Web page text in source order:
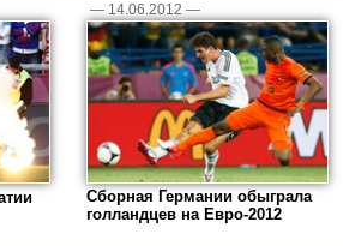
— 14.06.2012 —
Сборная Германии обыграла
голландцев на Евро-2012